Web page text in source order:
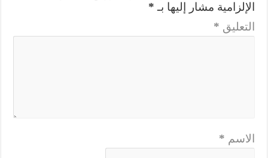
الإلزامية مشار إليها بـ *
التعليق *
الاسم *